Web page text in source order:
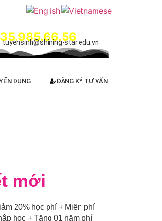
tuyensinh@shining-star.edu.vn
ĐĂNG KÝ TƯ VẤN
DỤNG
mới
20% học phí + Miễn phí
học + Tặng 01 năm phí